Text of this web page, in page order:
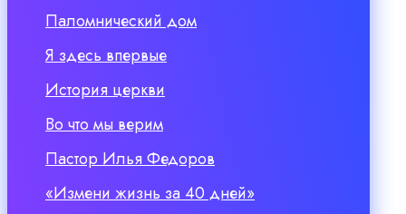
Паломнический дом
Я здесь впервые
История церкви
Во что мы верим
Пастор Илья Федоров
«Измени жизнь за 40 дней»